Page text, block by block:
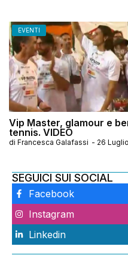
EVENTI
Vip Master, glamour e
tennis. VIDEO
di Francesca Galafassi - 26
SEGUICI SUI SOCIAL
Facebook
Instagram
Linkedin